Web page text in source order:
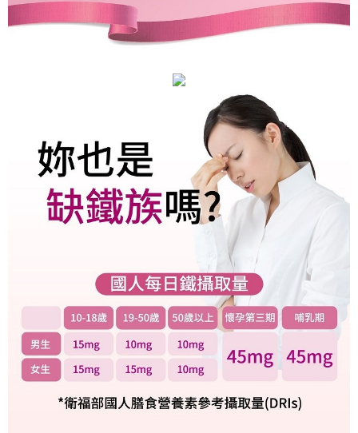
「AFTEE先享後付」，若未經同意申辦者引起之損失，本公司不負相關責
任。
４．使用「AFTEE先享後付」時，將依據個別帳號之用戶狀況，依本公司即
５．嚴禁一人註冊多個帳號或使用他人資訊註冊。若發現惡意使用之情形，
恩沛科技股份有限公司將有權停止該用戶之使用額度並採取法律行動。
每筆NT$90，滿NT$1,000(含以上)免運費
每筆NT$90，滿NT$1,000(含以上)免運費
貨到付款
每筆NT$90，滿NT$1,000(含以上)免運費